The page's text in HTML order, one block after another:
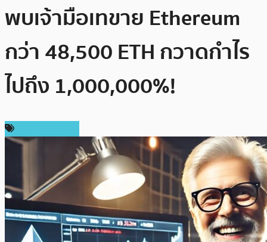
พบเจ้ามือเทขาย Ethereum
กว่า 48,500 ETH กวาดกำไร
ไปถึง 1,000,000%!